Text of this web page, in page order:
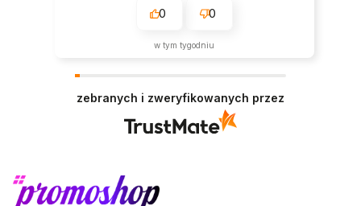
0 0
w tym tygodniu
zebranych i zweryfikowanych przez